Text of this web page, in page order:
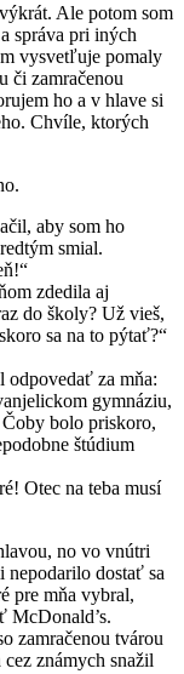
Ale potom som
správa pri iných
vysvetľuje pomaly
či zamračenou
ho a v hlave si
Chvíle, ktorých
aby som ho
smial.
zdedila aj
do školy? Už vieš,
sa na to pýtať?“
odpovedať za mňa:
gymnáziu,
bolo priskoro,
štúdium
Otec na teba musí
no vo vnútri
nepodarilo dostať sa
pre mňa vybral,
McDonald’s.
zamračenou tvárou
známych snažil